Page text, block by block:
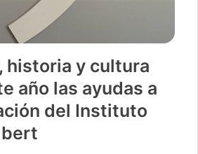
historia y cultura
año las ayudas a
del Instituto